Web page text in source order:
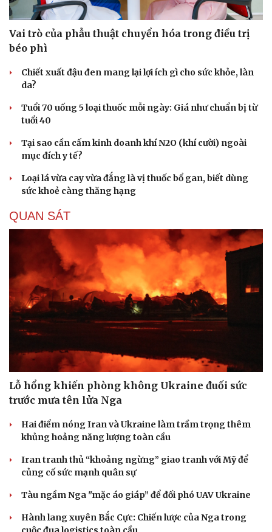
Vai trò của phẫu thuật chuyển hóa trong điều trị
béo phì
Chiết xuất đậu đen mang lại lợi ích gì cho sức khỏe, làn
da?
Tuổi 70 uống 5 loại thuốc mỗi ngày: Giá như chuẩn bị từ
tuổi 40
Tại sao cần cấm kinh doanh khí N2O (khí cười) ngoài
mục đích y tế?
Loại lá vừa cay vừa đắng là vị thuốc bổ gan, biết dùng
sức khoẻ càng thăng hạng
QUAN SÁT
Lỗ hổng khiến phòng không Ukraine đuối sức
trước mưa tên lửa Nga
Hai điểm nóng Iran và Ukraine làm trầm trọng thêm
khủng hoảng năng lượng toàn cầu
Iran tranh thủ “khoảng ngừng” giao tranh với Mỹ để
củng cố sức mạnh quân sự
Tàu ngầm Nga "mặc áo giáp” để đối phó UAV Ukraine
Hành lang xuyên Bắc Cực: Chiến lược của Nga trong